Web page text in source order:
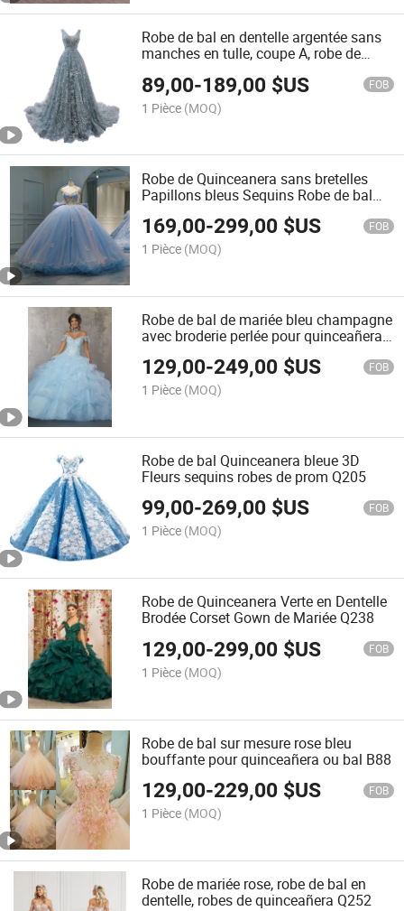
Robe de bal en dentelle argentée sans
manches en tulle, coupe A, robe de
89,00-189,00 $US FOB
1 Pièce (MOQ)
Robe de Quinceanera sans bretelles
Papillons bleus Sequins Robe de bal
169,00-299,00 $US FOB
1 Pièce (MOQ)
Robe de bal de mariée bleu champagne
avec broderie perlée pour quinceañera
129,00-249,00 $US FOB
1 Pièce (MOQ)
Robe de bal Quinceanera bleue 3D
Fleurs sequins robes de prom Q205
99,00-269,00 $US FOB
1 Pièce (MOQ)
Robe de Quinceanera Verte en Dentelle
Brodée Corset Gown de Mariée Q238
129,00-299,00 $US FOB
1 Pièce (MOQ)
Robe de bal sur mesure rose bleu
bouffante pour quinceañera ou bal B88
129,00-229,00 $US FOB
1 Pièce (MOQ)
Robe de mariée rose, robe de bal en
dentelle, robes de quinceañera Q252